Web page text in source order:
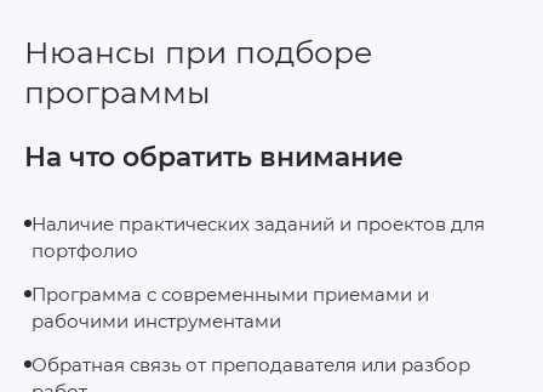
Нюансы при подборе
программы
На что обратить внимание
Наличие практических заданий и проектов для
портфолио
Программа с современными приемами и
рабочими инструментами
Обратная связь от преподавателя или разбор